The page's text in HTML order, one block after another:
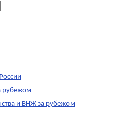
рубежом
и ВНЖ за рубежом